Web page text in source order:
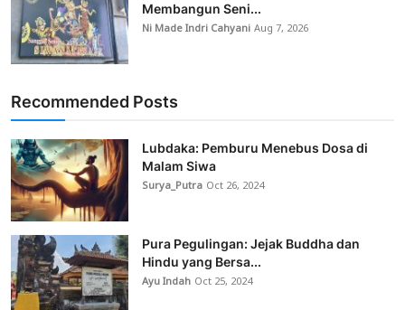
Membangun Seni...
Ni Made Indri CahyaniAug 7, 2026
Recommended Posts
Lubdaka: Pemburu Menebus Dosa di
Malam Siwa
Surya_Putra Oct 26, 2024
Pura Pegulingan: Jejak Buddha dan
Hindu yang Bersa...
Ayu Indah Oct 25, 2024